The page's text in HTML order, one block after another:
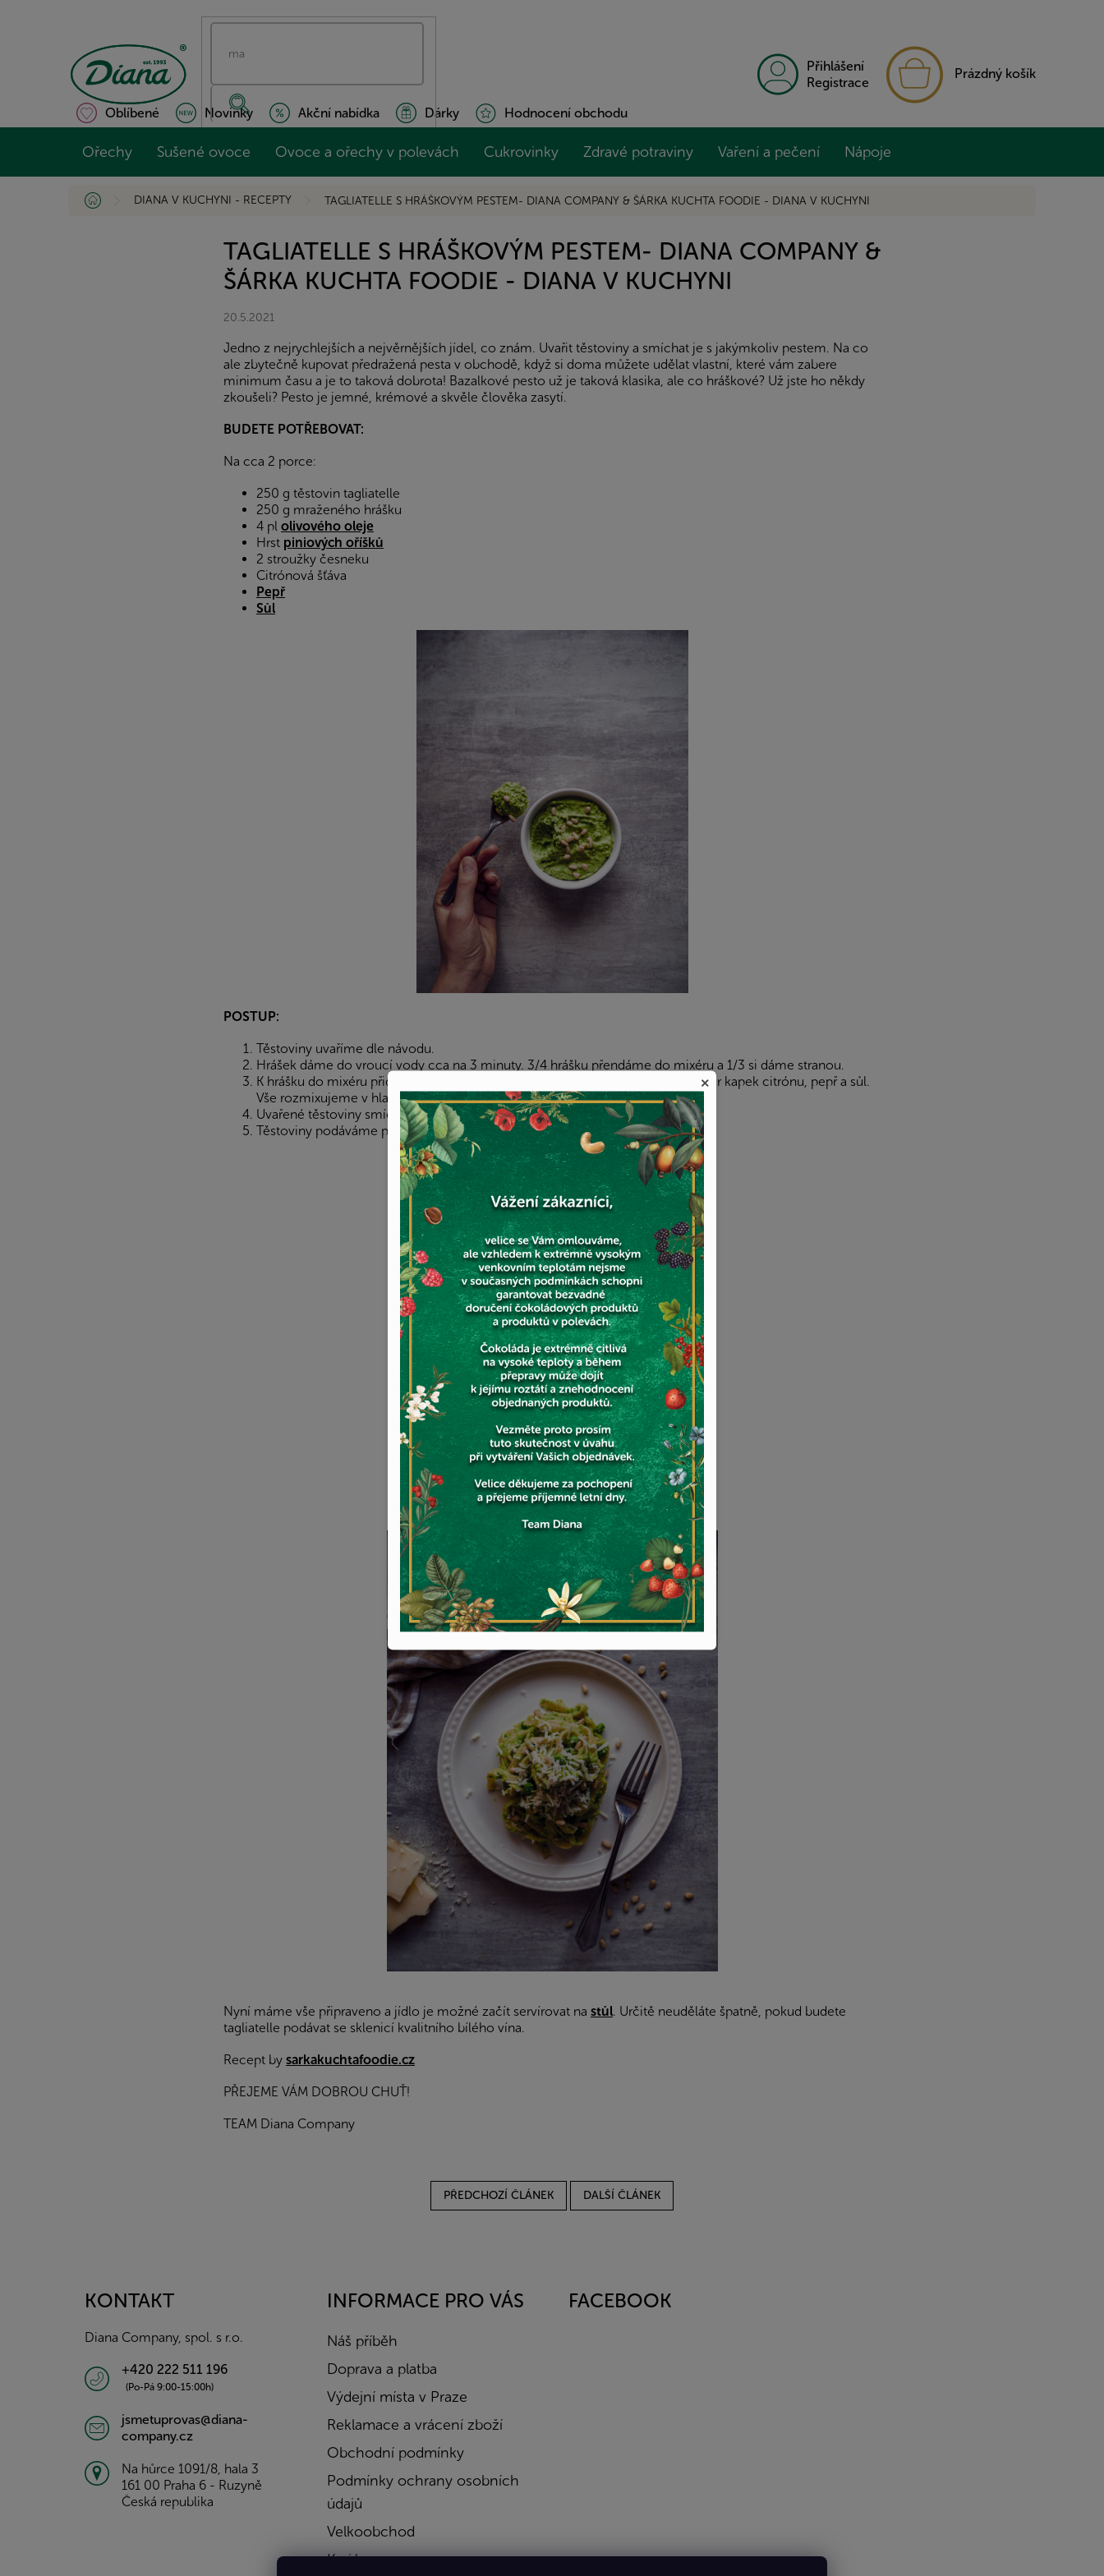
Přihlášení
Registrace
KOŠÍK
Prázdný košík
Oblíbené Novinky Akční nabídka Dárky Hodnocení obchodu
Ořechy Sušené ovoce Ovoce a ořechy v polevách Cukrovinky Zdravé potraviny Vaření a pečení Nápoje
Domů DIANA V KUCHYNI - RECEPTY TAGLIATELLE S HRÁŠKOVÝM PESTEM- DIANA COMPANY & ŠÁRKA KUCHTA FOODIE - DIANA V KUCHYNI
TAGLIATELLE S HRÁŠKOVÝM PESTEM- DIANA COMPANY &
ŠÁRKA KUCHTA FOODIE - DIANA V KUCHYNI
20.5.2021
Jedno z nejrychlejších a nejvěrnějších jídel, co znám. Uvařit těstoviny a smíchat je s jakýmkoliv pestem. Na co
ale zbytečně kupovat předražená pesta v obchodě, když si doma můžete udělat vlastní, které vám zabere
minimum času a je to taková dobrota! Bazalkové pesto už je taková klasika, ale co hráškové? Už jste ho někdy
zkoušeli? Pesto je jemné, krémové a skvěle člověka zasytí.
BUDETE POTŘEBOVAT:
Na cca 2 porce:
250 g těstovin tagliatelle
250 g mraženého hrášku
4 pl olivového oleje
Hrst piniových oříšků
2 stroužky česneku
Citrónová šťáva
Pepř
Sůl
POSTUP:
Těstoviny uvaříme dle návodu.
Hrášek dáme do vroucí vody cca na 3 minuty. 3/4 hrášku přendáme do mixéru a 1/3 si dáme stranou.
K hrášku do mixéru přidáme prolisovaný česnek, olivový olej, piniové oříšky, pár kapek citrónu, pepř a sůl.
Vše rozmixujeme v hladké pesto.
Uvařené těstoviny smícháme s pestem a hráškem, který nám zbyl.
Těstoviny podáváme posypané parmezánem a piniovými oříšky.
Nyní máme vše připraveno a jídlo je možné začít servírovat na stůl. Určitě neuděláte špatně, pokud budete
tagliatelle podávat se sklenicí kvalitního bílého vína.
Recept by sarkakuchtafoodie.cz
PŘEJEME VÁM DOBROU CHUŤ!
TEAM Diana Company
PŘEDCHOZÍ ČLÁNEK DALŠÍ ČLÁNEK
KONTAKT
Diana Company, spol. s r.o.
+420 222 511 196
(Po-Pá 9:00-15:00h)
jsmetuprovas@diana-
company.cz
Na hůrce 1091/8, hala 3
161 00 Praha 6 - Ruzyně
Česká republika
INFORMACE PRO VÁS
Náš příběh
Doprava a platba
Výdejní místa v Praze
Reklamace a vrácení zboží
Obchodní podmínky
Podmínky ochrany osobních
údajů
Velkoobchod
Kariéra
FACEBOOK
×